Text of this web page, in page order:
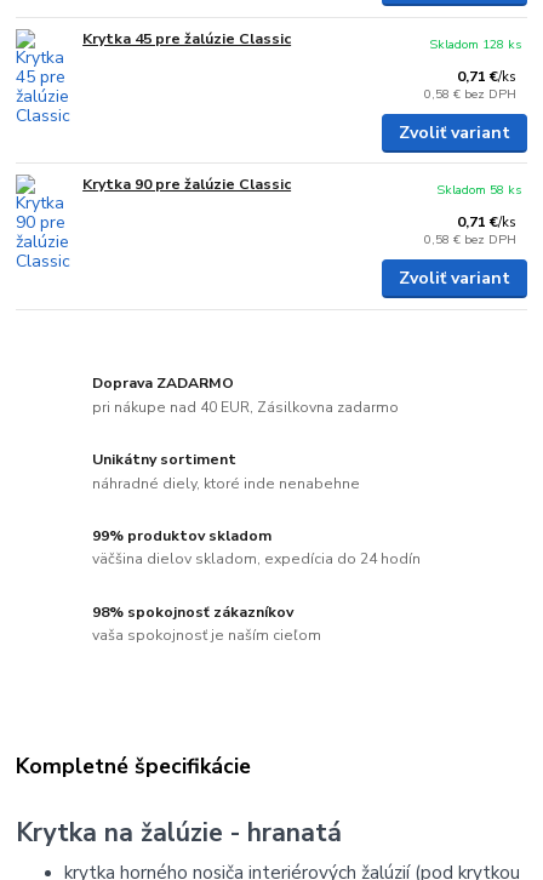
Krytka 45 pre žalúzie Classic
0,71 €/ks
0,58 € bez DPH
Skladom 128 ks
Zvoliť variant
Krytka 90 pre žalúzie Classic
0,71 €/ks
0,58 € bez DPH
Skladom 58 ks
Zvoliť variant
Doprava ZADARMO
pri nákupe nad 40 EUR, Zásilkovna zadarmo
Unikátny sortiment
náhradné diely, ktoré inde nenabehne
99% produktov skladom
väčšina dielov skladom, expedícia do 24 hodín
98% spokojnosť zákazníkov
vaša spokojnosť je naším cieľom
Kompletné špecifikácie
Krytka na žalúzie - hranatá
krytka horného nosiča interiérových žalúzií (pod krytkou